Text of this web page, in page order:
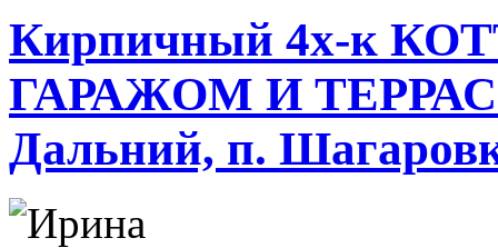
Кирпичный 4х-к
ГАРАЖОМ И
Дальний, п.